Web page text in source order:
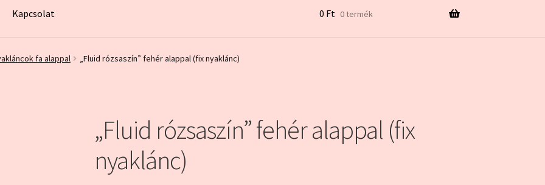
Kapcsolat
minta oldal Fiókom Home Kapcsolat Kosár My account
0 Ft 0 termék
fa alappal „Fluid rózsaszín” fehér alappal (fix nyaklánc)
„Fluid rózsaszín” fehér alappal (fix
nyaklánc)